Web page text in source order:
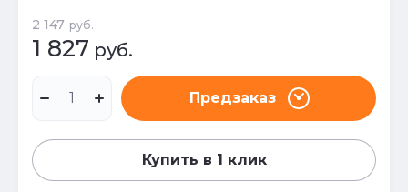
2 147 руб.
1 827 руб.
Предзаказ
Купить в 1 клик